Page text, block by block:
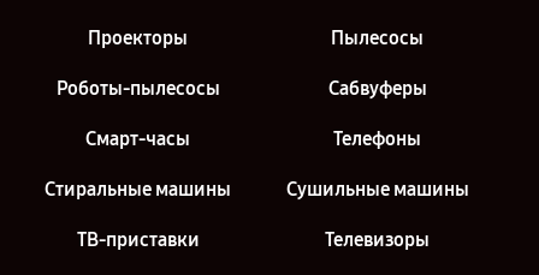
Проекторы Пылесосы
Роботы-пылесосы Сабвуферы
Смарт-часы Телефоны
Стиральные машины Сушильные машины
ТВ-приставки Телевизоры